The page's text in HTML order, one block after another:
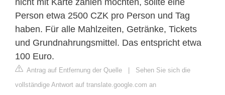
Person etwa 2500 CZK pro Person und Tag
haben. Für alle Mahlzeiten, Getränke, Tickets
und Grundnahrungsmittel. Das entspricht etwa
100 Euro.
Antrag auf Entfernung der Quelle | Sehen Sie sich die
vollständige Antwort auf translate.google.com an